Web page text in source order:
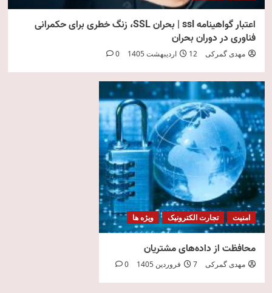
اعتبار گواهینامه ssl | بحران SSL، زنگ خطری برای حکمرانی
فناوری در دوران بحران
مهدی گمرکی 12 اردیبهشت 1405 0
امنیت تجارت الکترونیک ویژه ها
محافظت از داده‌های مشتریان
مهدی گمرکی 7 فروردین 1405 0